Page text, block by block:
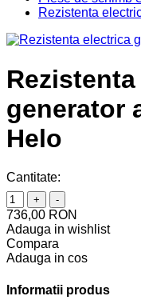
Rezistenta
generator
Helo
Cantitate:
+ -
736,00 RON
Adauga in wishlist
Compara
Adauga in cos
Informatii produs